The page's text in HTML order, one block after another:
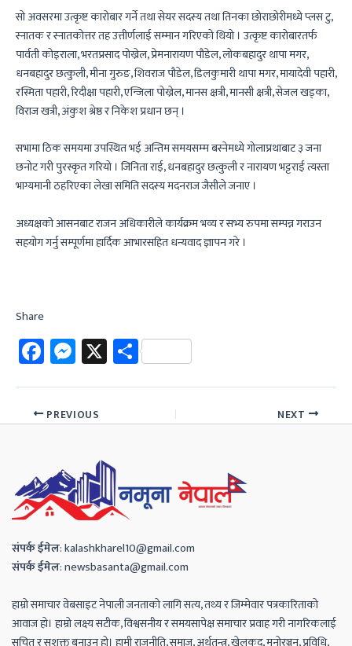
सो अवसरमा उत्कृष्ट कारोबार गर्ने तथा सेयर सदस्य तथा तिनका छोराछोरीमध्ये प्लस टु,
स्नातक र स्नातकोत्तर तह उत्तीर्णलाई सम्मान गरिएको थियो । उत्कृष्ट कारोबारतर्फ
पार्वती कोइराला, भरतप्रसाद पोख्रेल, प्रेमनारायण पौडेल, लोकबहादुर थापा मगर,
धनबहादुर छत्कुली, मीना गुरुङ, शिवराज पौडेल, डिलकुमारी थापा मगर, मायादेवी पहारी,
रस्मिता पहारी, रिदीक्षा पहारी, एन्जिला पोख्रेल, मानस क्षत्री, मानसी क्षत्री, सेजल खड्का,
विराज खत्री, अंकुश श्रेष्ठ र निकेश प्रधान छन् ।
सभामा ठिक समयमा उपस्थित भई अन्तिम समयसम्म बस्नेमध्ये गोलाप्रथाबाट ३ जना
छनोट गरी पुरस्कृत गरियो । जिनिता राई, धनबहादुर छत्कुली र नारायण भट्टराई त्यस्ता
भाग्यमानी ठहरिएका लेखा समिति सदस्य मदनराज जैसीले जनाए ।
अध्यक्षको आसनबाट राजन अधिकारीले कार्यक्रम भव्य र सभ्य रुपमा सम्पन्न गराउन
सहयोग गर्नु सम्पूर्णमा हार्दिक आभारसहित धन्यवाद ज्ञापन गरे ।
Share
Fa
ce
b
o
M
es
se
n
ge
r
X Sh
ar
e
PREVIOUS NEXT
संपर्कईमेल:kalashkharel10@gmail.com
संपर्कईमेल:newsbasanta@gmail.com
हाम्रो समाचार वेबसाइट नेपाली जनताको लागि सत्य, तथ्य र जिम्मेवार पत्रकारिताको
आवाज हो। हाम्रो लक्ष्य सटीक, विश्वसनीय र समयसापेक्ष समाचार प्रवाह गरी नागरिकलाई